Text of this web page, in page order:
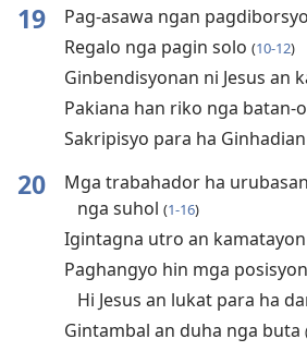
19 Pag-asawa ngan pagdiborsyo
Regalo nga pagin solo (10-12)
Ginbendisyonan ni Jesus an
Pakiana han riko nga batan-
Sakripisyo para ha Ginhadian
20
Mga trabahador ha
nga suhol (1-16)
Igintagna utro an kamatayon
Paghangyo hin mga
Hi Jesus an lukat para ha
Gintambal an duha nga buta